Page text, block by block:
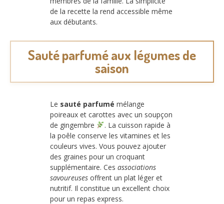
de la recette la rend accessible même
aux débutants.
Sauté parfumé aux légumes de
saison
Le sauté parfumé mélange
poireaux et carottes avec un soupçon
de gingembre
. La cuisson rapide à
la poêle conserve les vitamines et les
couleurs vives. Vous pouvez ajouter
des graines pour un croquant
supplémentaire. Ces associations
savoureuses offrent un plat léger et
nutritif. Il constitue un excellent choix
pour un repas express.